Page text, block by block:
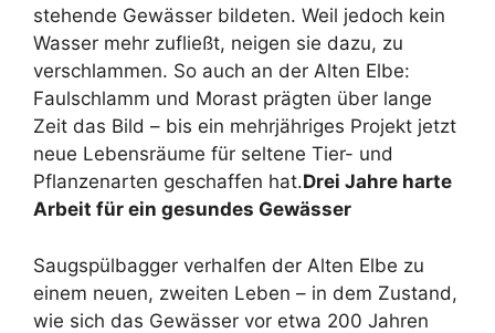
stehende Gewässer bildeten. Weil jedoch kein
Wasser mehr zufließt, neigen sie dazu, zu
verschlammen. So auch an der Alten Elbe:
Faulschlamm und Morast prägten über lange
Zeit das Bild – bis ein mehrjähriges Projekt jetzt
neue Lebensräume für seltene Tier- und
Pflanzenarten geschaffen hat.Drei Jahre harte
Arbeit für ein gesundes Gewässer
Saugspülbagger verhalfen der Alten Elbe zu
einem neuen, zweiten Leben – in dem Zustand,
wie sich das Gewässer vor etwa 200 Jahren